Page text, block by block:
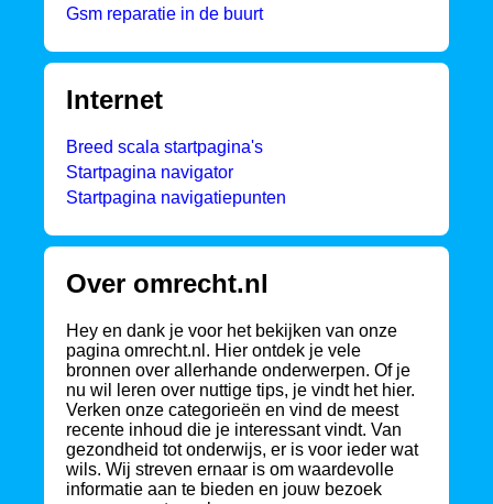
Gsm reparatie in de buurt
Internet
Breed scala startpagina's
Startpagina navigator
Startpagina navigatiepunten
Over omrecht.nl
Hey en dank je voor het bekijken van onze
pagina omrecht.nl. Hier ontdek je vele
bronnen over allerhande onderwerpen. Of je
nu wil leren over nuttige tips, je vindt het hier.
Verken onze categorieën en vind de meest
recente inhoud die je interessant vindt. Van
gezondheid tot onderwijs, er is voor ieder wat
wils. Wij streven ernaar is om waardevolle
informatie aan te bieden en jouw bezoek